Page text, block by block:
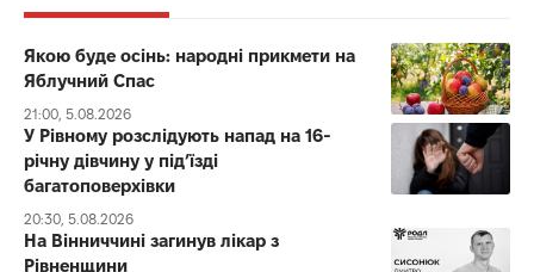
Якою буде осінь: народні прикмети на
Яблучний Спас
21:00, 5.08.2026
У Рівному розслідують напад на 16-
річну дівчину у під’їзді
багатоповерхівки
20:30, 5.08.2026
На Вінниччині загинув лікар з
Рівненщини